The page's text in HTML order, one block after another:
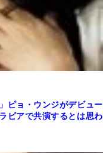
ピョ・ウンジがデビュー
ビアで共演するとは思わ